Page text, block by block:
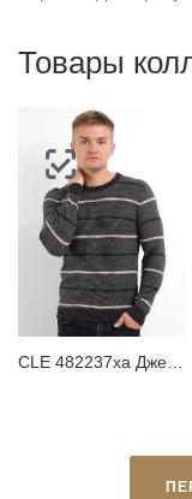
Товары